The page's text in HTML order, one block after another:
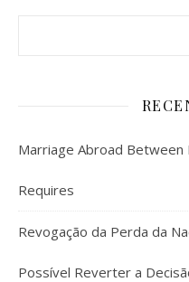
Marriage Abroad Between
Requires
Revogação da Perda da
Possível Reverter a